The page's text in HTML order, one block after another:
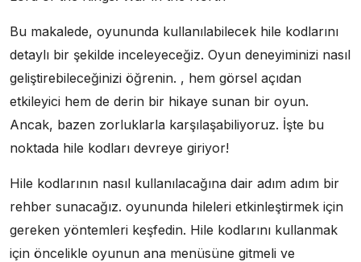
Bu makalede, oyununda kullanılabilecek hile kodlarını
detaylı bir şekilde inceleyeceğiz. Oyun deneyiminizi nasıl
geliştirebileceğinizi öğrenin. , hem görsel açıdan
etkileyici hem de derin bir hikaye sunan bir oyun.
Ancak, bazen zorluklarla karşılaşabiliyoruz. İşte bu
noktada hile kodları devreye giriyor!
Hile kodlarının nasıl kullanılacağına dair adım adım bir
rehber sunacağız. oyununda hileleri etkinleştirmek için
gereken yöntemleri keşfedin. Hile kodlarını kullanmak
için öncelikle oyunun ana menüsüne gitmeli ve